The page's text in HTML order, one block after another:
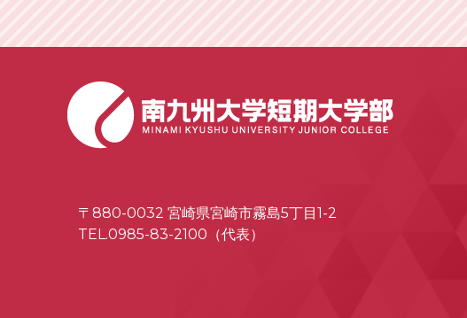
〒880-0032 宮崎県宮崎市霧島5丁目1-2
TEL.0985-83-2100（代表）